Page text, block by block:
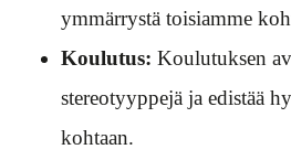
ymmärrystä toisiamme
Koulutus: Koulutuksen
stereotyyppejä ja edistää
kohtaan.